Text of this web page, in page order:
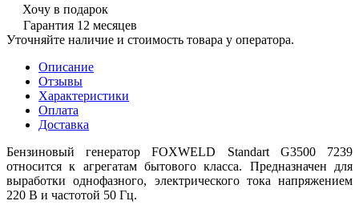
Хочу в подарок
Гарантия 12 месяцев
Уточняйте наличие и стоимость товара у оператора.
Описание
Отзывы
Характеристики
Оплата
Доставка
Бензиновый генератор FOXWELD Standart G3500 7239
относится к агрегатам бытового класса. Предназначен для
выработки однофазного, электрического тока напряжением
220 В и частотой 50 Гц.